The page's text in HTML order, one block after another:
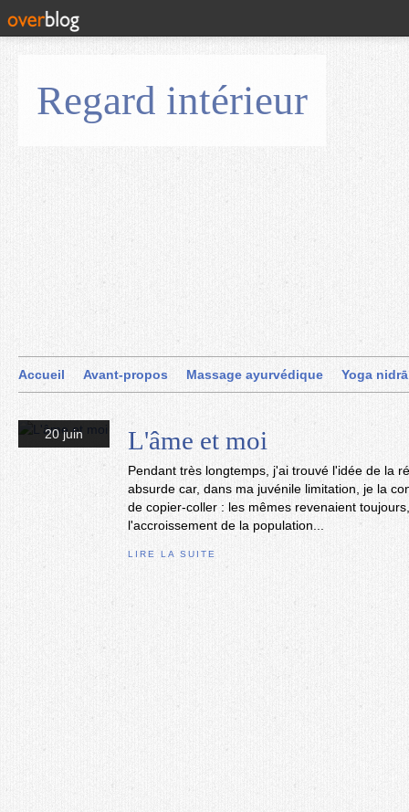
Regard intérieur
Accueil Avant-propos Massage ayurvédique Yoga nidrā
20 juin L'âme et moi
Pendant très longtemps, j'ai trouvé l'idée de la
absurde car, dans ma juvénile limitation, je la
de copier-coller : les mêmes revenaient
l'accroissement de la population...
LIRE LA SUITE